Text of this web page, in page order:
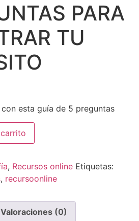
PARA
TU
esta guía de 5 preguntas
, Recursos online Etiquetas:
, recursoonline
Valoraciones (0)